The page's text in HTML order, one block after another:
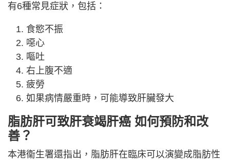
有6種常見症狀，包括：
食慾不振
噁心
嘔吐
右上腹不適
疲勞
如果病情嚴重時，可能導致肝臟發大
脂肪肝可致肝衰竭肝癌 如何預防和改
善？
本港衞生署還指出，脂肪肝在臨床可以演變成脂肪性